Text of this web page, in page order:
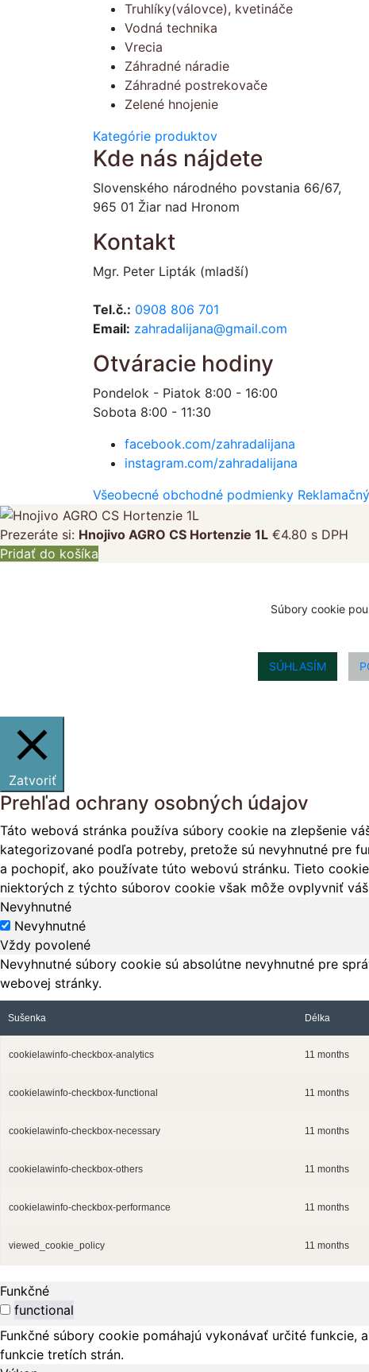
Truhlíky(válovce), kvetináče
Vodná technika
Vrecia
Záhradné náradie
Záhradné postrekovače
Zelené hnojenie
Kategórie produktov
Kde nás nájdete
Slovenského národného povstania 66/67,
965 01 Žiar nad Hronom
Kontakt
Mgr. Peter Lipták (mladší)
Tel.č.: 0908 806 701
Email: zahradalijana@gmail.com
Otváracie hodiny
Pondelok - Piatok 8:00 - 16:00
Sobota 8:00 - 11:30
facebook.com/zahradalijana
instagram.com/zahradalijana
Všeobecné obchodné podmienky
Prezeráte si: Hnojivo AGRO CS Hortenzie 1L €4.80 s DPH
Pridať do košíka
Súbory cookie
SÚHLASÍM
Zatvoriť
Prehľad ochrany osobných údajov
Táto webová stránka používa súbory cookie na zlepšenie
kategorizované podľa potreby, pretože sú nevyhnutné pre
a pochopiť, ako používate túto webovú stránku. Tieto
niektorých z týchto súborov cookie však môže ovplyvniť
Nevyhnutné
Nevyhnutné
Vždy povolené
Nevyhnutné súbory cookie sú absolútne nevyhnutné pre
webovej stránky.
Sušenka Délka
cookielawinfo-checkbox-analytics 11 months
cookielawinfo-checkbox-functional 11 months
cookielawinfo-checkbox-necessary 11 months
cookielawinfo-checkbox-others 11 months
cookielawinfo-checkbox-performance 11 months
viewed_cookie_policy 11 months
Funkčné
functional
Funkčné súbory cookie pomáhajú vykonávať určité
funkcie tretích strán.